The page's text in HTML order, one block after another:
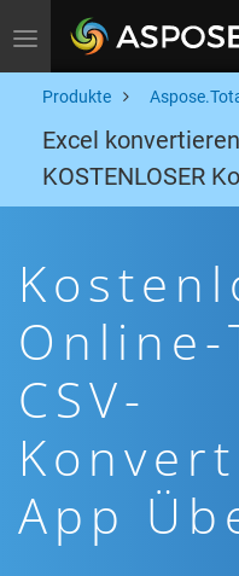
Toggle navigation
Produkte
Excel
KOSTENLOSER
Online-
CSV-
App